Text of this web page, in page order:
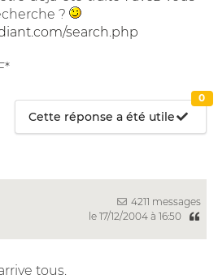
?
search.php
Cette réponse a été utile
0
4211 messages
le 17/12/2004 à 16:50
tous.